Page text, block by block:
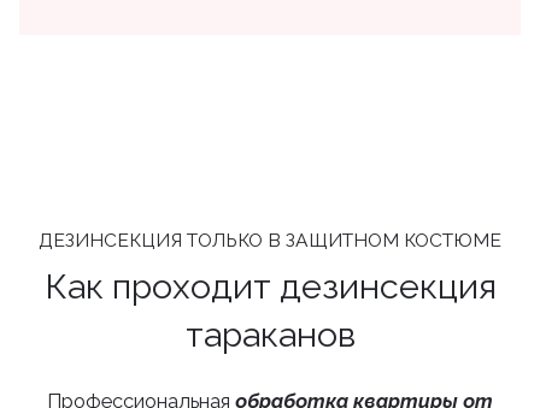
ДЕЗИНСЕКЦИЯ ТОЛЬКО В ЗАЩИТНОМ КОСТЮМЕ
Как проходит дезинсекция
тараканов
Профессиональная обработка квартиры от